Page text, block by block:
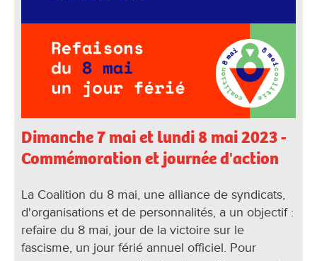
Dimanche 7 mai et lundi 8 mai 2023 -
Commémoration et journée d'action
La Coalition du 8 mai, une alliance de syndicats,
d'organisations et de personnalités, a un objectif :
refaire du 8 mai, jour de la victoire sur le
fascisme, un jour férié annuel officiel. Pour